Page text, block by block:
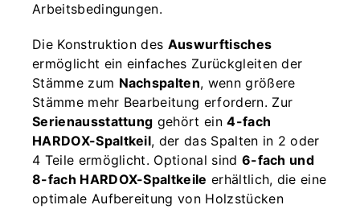
Arbeitsbedingungen.
Die Konstruktion des Auswurftisches
ermöglicht ein einfaches Zurückgleiten der
Stämme zum Nachspalten, wenn größere
Stämme mehr Bearbeitung erfordern. Zur
Serienausstattung gehört ein4-fach
HARDOX-Spaltkeil, der das Spalten in 2 oder
4 Teile ermöglicht. Optional sind 6-fach und
8-fach HARDOX-Spaltkeile erhältlich, die eine
optimale Aufbereitung von Holzstücken